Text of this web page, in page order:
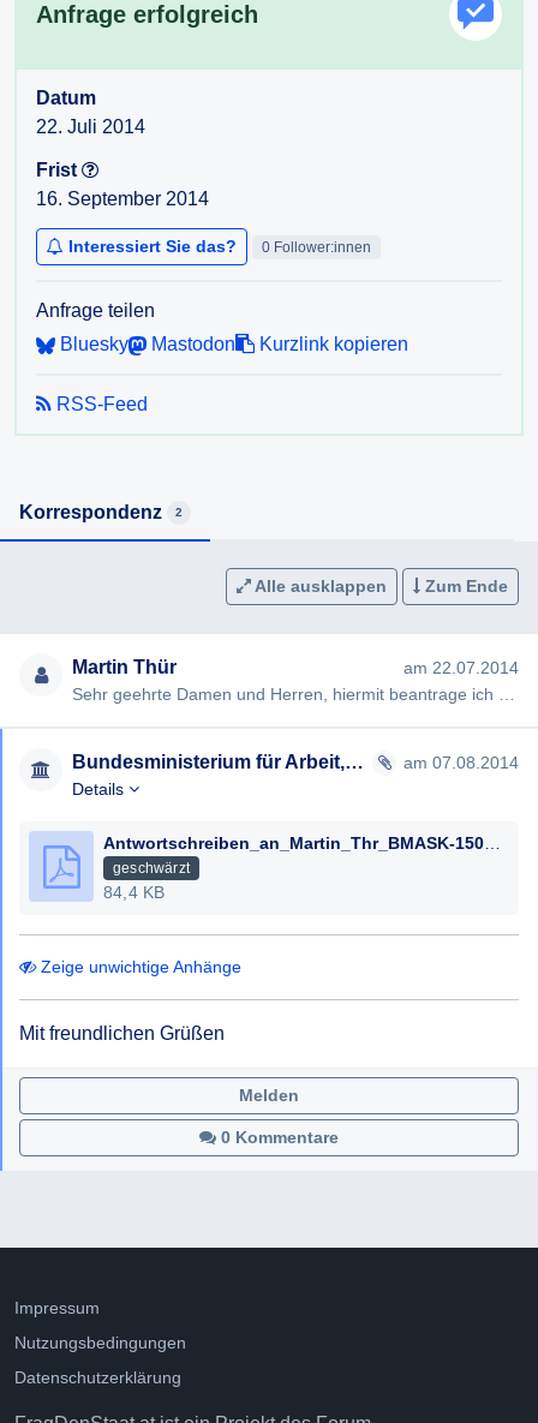
Anfrage erfolgreich
Datum
22. Juli 2014
Frist
16. September 2014
Interessiert Sie das? 0 Follower:innen
Anfrage teilen
Bluesky
Mastodon Kurzlink kopieren
RSS-Feed
Korrespondenz 2
Alle ausklappen Zum Ende
Martin Thür
am 22.07.2014
Bundesministerium für Arbeit, Soziales, Gesundheit, Pflege und Konsumentenschutz
am 07.08.2014
Details
geschwärzt
84,4 KB
Zeige unwichtige Anhänge
Mit freundlichen Grüßen
0 Kommentare
Melden
Impressum
Nutzungsbedingungen
Datenschutzerklärung